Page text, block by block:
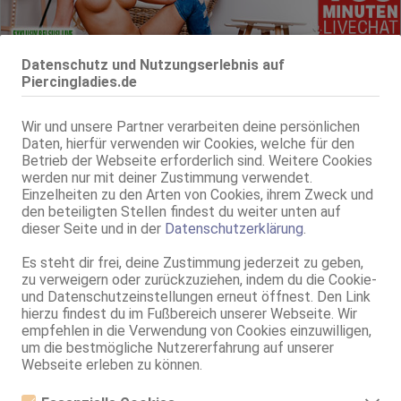
Datenschutz und Nutzungserlebnis auf
Piercingladies.de
Wir und unsere Partner verarbeiten deine persönlichen
Daten, hierfür verwenden wir Cookies, welche für den
Betrieb der Webseite erforderlich sind. Weitere Cookies
werden nur mit deiner Zustimmung verwendet.
Einzelheiten zu den Arten von Cookies, ihrem Zweck und
den beteiligten Stellen findest du weiter unten auf
dieser Seite und in der Datenschutzerklärung
Es steht dir frei, deine Zustimmung jederzeit zu geben,
zu verweigern oder zurückzuziehen, indem du die Cookie-
und Datenschutzeinstellungen erneut öffnest. Den Link
hierzu findest du im Fußbereich unserer Webseite. Wir
empfehlen in die Verwendung von Cookies einzuwilligen,
um die bestmögliche Nutzererfahrung auf unserer
Webseite erleben zu können.
Marburg - Cappel
Azra *NEUE NUMMER*
ZK, AV, 69, GF6, DT, devot, MFF
Marburg
54.4km, Siemensstr. 10
Natascha - Apartmenthaus Erotic Island
Erotic Island
Bad Breisig VIDEO
56.3km, Am Kesselberg 2
Lorena Nur bis Sonntag da
75B, KF 38, total rasiert, osteuropäisch
Bonn VIDEO